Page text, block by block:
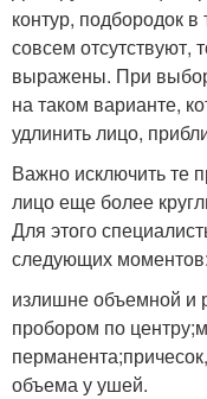
контур, подбородок
совсем отсутствуют,
выражены. При
на таком варианте,
удлинить лицо,
Важно исключить те
лицо еще более
Для этого
следующих моментов:
излишне объемной и
пробором по
объема у ушей.